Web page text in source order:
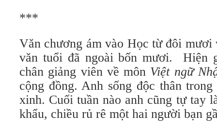
***
Văn chương ám vào Học từ đôi mươi
văn tuổi đã ngoài bốn mươi. Hiện
chân giảng viên về môn Việt ngữ
cộng đồng. Anh sống độc thân
xinh. Cuối tuần nào anh cũng tự tay
khẩu, chiều rủ rê một hai người bạn